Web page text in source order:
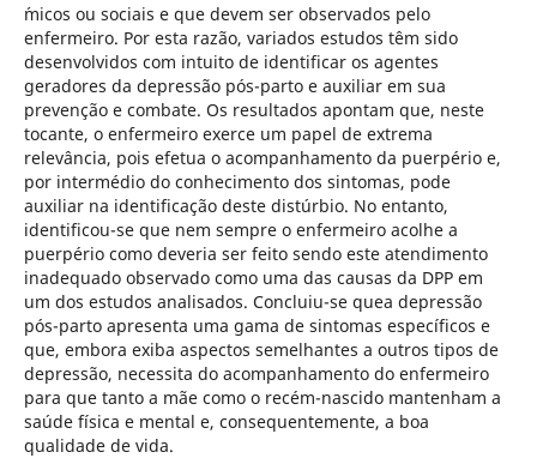
´micos ou sociais e que devem ser observados pelo
enfermeiro. Por esta razão, variados estudos têm sido
desenvolvidos com intuito de identificar os agentes
geradores da depressão pós-parto e auxiliar em sua
prevenção e combate. Os resultados apontam que, neste
tocante, o enfermeiro exerce um papel de extrema
relevância, pois efetua o acompanhamento da puerpério e,
por intermédio do conhecimento dos sintomas, pode
auxiliar na identificação deste distúrbio. No entanto,
identificou-se que nem sempre o enfermeiro acolhe a
puerpério como deveria ser feito sendo este atendimento
inadequado observado como uma das causas da DPP em
um dos estudos analisados. Concluiu-se quea depressão
pós-parto apresenta uma gama de sintomas específicos e
que, embora exiba aspectos semelhantes a outros tipos de
depressão, necessita do acompanhamento do enfermeiro
para que tanto a mãe como o recém-nascido mantenham a
saúde física e mental e, consequentemente, a boa
qualidade de vida.